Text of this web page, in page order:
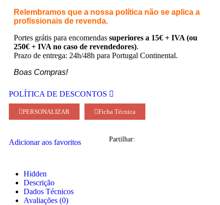
Relembramos que a nossa política não se aplica a
profissionais de revenda.
Portes grátis para encomendas superiores a 15€ + IVA (ou
250€ + IVA no caso de revendedores).
Prazo de entrega: 24h/48h para Portugal Continental.
Boas Compras!
POLÍTICA DE DESCONTOS
PERSONALIZAR Ficha Técnica
Adicionar aos favoritos Partilhar:
Hidden
Descrição
Dados Técnicos
Avaliações (0)